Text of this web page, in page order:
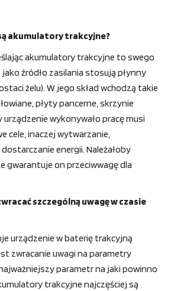
akumulatory trakcyjne?
akumulatory trakcyjne to swego
źródło zasilania stosują płynny
żelu). W jego skład wchodzą takie
płyty pancerne, skrzynie
urządzenie wykonywało pracę musi
cele, inaczej wytwarzanie,
energii. Należałoby
gwarantuje on przeciwwagę dla
szczególną uwagę w czasie
urządzenie w baterię trakcyjną
zwracanie uwagi na parametry
parametr na jaki powinno
trakcyjne najczęściej są